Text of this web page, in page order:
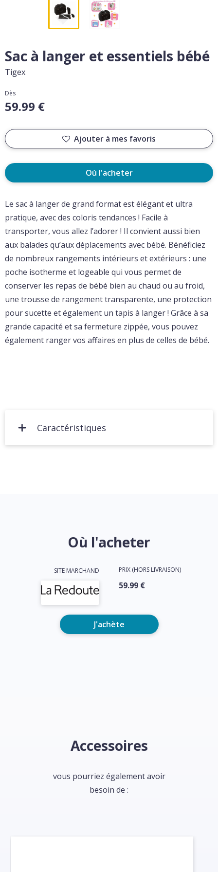
Sac à langer et essentiels bébé
Tigex
Dès
59.99 €
Ajouter à mes favoris
Où l'acheter
Le sac à langer de grand format est élégant et ultra
pratique, avec des coloris tendances ! Facile à
transporter, vous allez l’adorer ! Il convient aussi bien
aux balades qu’aux déplacements avec bébé. Bénéficiez
de nombreux rangements intérieurs et extérieurs : une
poche isotherme et logeable qui vous permet de
conserver les repas de bébé bien au chaud ou au froid,
une trousse de rangement transparente, une protection
pour sucette et également un tapis à langer ! Grâce à sa
grande capacité et sa fermeture zippée, vous pouvez
également ranger vos affaires en plus de celles de bébé.
Caractéristiques
Où l'acheter
SITE MARCHAND PRIX (HORS LIVRAISON)
59.99 €
J'achète
Accessoires
vous pourriez également avoir
besoin de :